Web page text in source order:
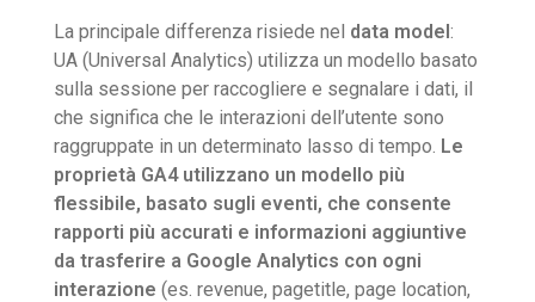
La principale differenza risiede nel data model:
UA (Universal Analytics) utilizza un modello basato
sulla sessione per raccogliere e segnalare i dati, il
che significa che le interazioni dell’utente sono
raggruppate in un determinato lasso di tempo. Le
proprietà GA4 utilizzano un modello più
flessibile, basato sugli eventi, che consente
rapporti più accurati e informazioni aggiuntive
da trasferire a Google Analytics con ogni
interazione (es. revenue, pagetitle, page location,